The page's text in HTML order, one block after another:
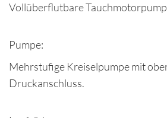
Vollüberflutbare
Pumpe:
Mehrstufige Kreiselpumpe mit
Druckanschluss.